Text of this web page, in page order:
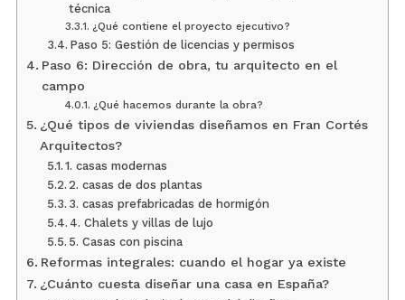
técnica
¿Qué contiene el proyecto ejecutivo?
Paso 5: Gestión de licencias y permisos
Paso 6: Dirección de obra, tu arquitecto en el
campo
¿Qué hacemos durante la obra?
¿Qué tipos de viviendas diseñamos en Fran Cortés
Arquitectos?
1. casas modernas
2. casas de dos plantas
3. casas prefabricadas de hormigón
4. Chalets y villas de lujo
5. Casas con piscina
Reformas integrales: cuando el hogar ya existe
¿Cuánto cuesta diseñar una casa en España?